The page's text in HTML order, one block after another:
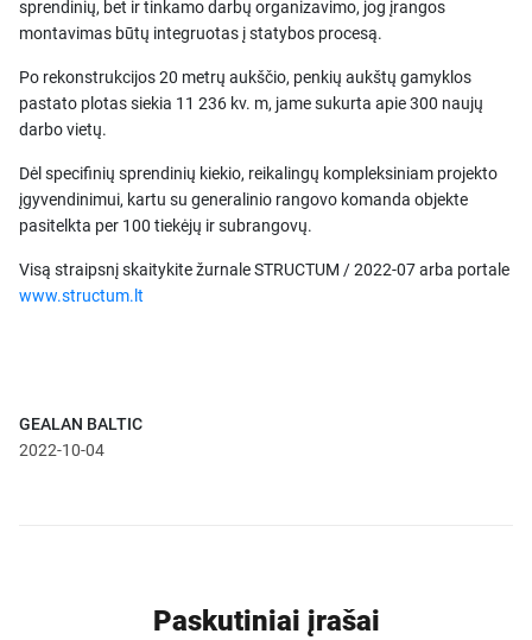
sprendinių, bet ir tinkamo darbų organizavimo, jog įrangos
montavimas būtų integruotas į statybos procesą.
Po rekonstrukcijos 20 metrų aukščio, penkių aukštų gamyklos
pastato plotas siekia 11 236 kv. m, jame sukurta apie 300 naujų
darbo vietų.
Dėl specifinių sprendinių kiekio, reikalingų kompleksiniam projekto
įgyvendinimui, kartu su generalinio rangovo komanda objekte
pasitelkta per 100 tiekėjų ir subrangovų.
Visą straipsnį skaitykite žurnale STRUCTUM / 2022-07 arba portale
www.structum.lt
GEALAN BALTIC
2022-10-04
Paskutiniai įrašai